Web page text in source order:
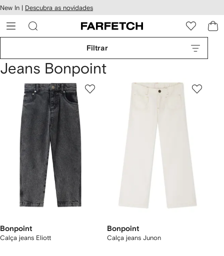
o
New In | Descubra as novidades
Filtrar
Jeans Bonpoint
Bonpoint
Calça jeans Eliott
Bonpoint
Calça jeans Junon